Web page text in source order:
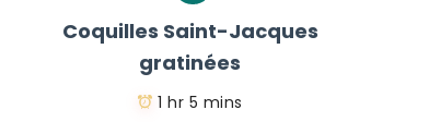
Coquilles Saint-Jacques
gratinées
1 hr 5 mins